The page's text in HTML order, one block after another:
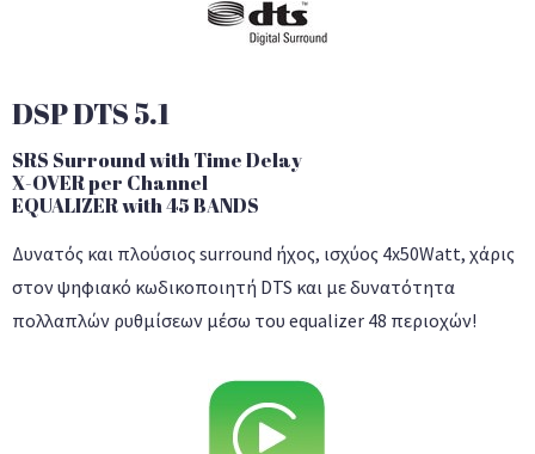
DSP DTS 5.1
SRS Surround with Time Delay
X-OVER per Channel
EQUALIZER with 45 BANDS
Δυνατός και πλούσιος surround ήχος, ισχύος 4x50Watt, χάρις
στον ψηφιακό κωδικοποιητή DTS και με δυνατότητα
πολλαπλών ρυθμίσεων μέσω του equalizer 48 περιοχών!